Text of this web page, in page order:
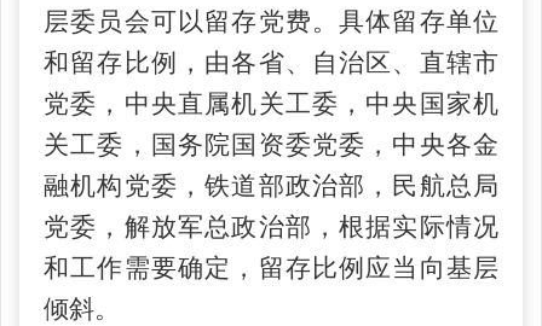
层委员会可以留存党费。具体留存单位
和留存比例，由各省、自治区、直辖市
党委，中央直属机关工委，中央国家机
关工委，国务院国资委党委，中央各金
融机构党委，铁道部政治部，民航总局
党委，解放军总政治部，根据实际情况
和工作需要确定，留存比例应当向基层
倾斜。